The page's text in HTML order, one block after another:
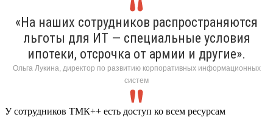
«На наших сотрудников распространяются
льготы для ИТ — специальные условия
ипотеки, отсрочка от армии и другие».
Ольга Лукина, директор по развитию корпоративных информационных
систем
У сотрудников ТМК++ есть доступ ко всем ресурсам